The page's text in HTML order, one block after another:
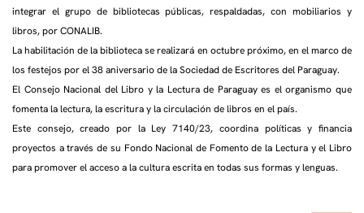
integrar el grupo de bibliotecas públicas, respaldadas, con mobiliarios y
libros, por CONALIB.
La habilitación de la biblioteca se realizará en octubre próximo, en el marco de
los festejos por el 38 aniversario de la Sociedad de Escritores del Paraguay.
El Consejo Nacional del Libro y la Lectura de Paraguay es el organismo que
fomenta la lectura, la escritura y la circulación de libros en el país.
Este consejo, creado por la Ley 7140/23, coordina políticas y financia
proyectos a través de su Fondo Nacional de Fomento de la Lectura y el Libro
para promover el acceso a la cultura escrita en todas sus formas y lenguas.